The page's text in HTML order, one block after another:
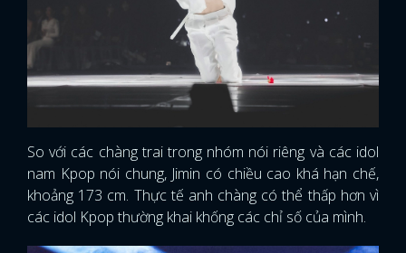
So với các chàng trai trong nhóm nói riêng và các idol
nam Kpop nói chung, Jimin có chiều cao khá hạn chế,
khoảng 173 cm. Thực tế anh chàng có thể thấp hơn vì
các idol Kpop thường khai khống các chỉ số của mình.